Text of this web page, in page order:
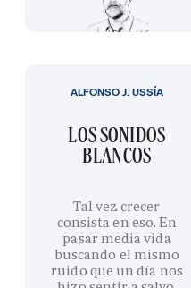
LOS SONIDOS
BLANCOS
Tal vez crecer
consista en eso. En
pasar media vida
buscando el mismo
ruido que un día nos
ALFONSO J. USSÍA